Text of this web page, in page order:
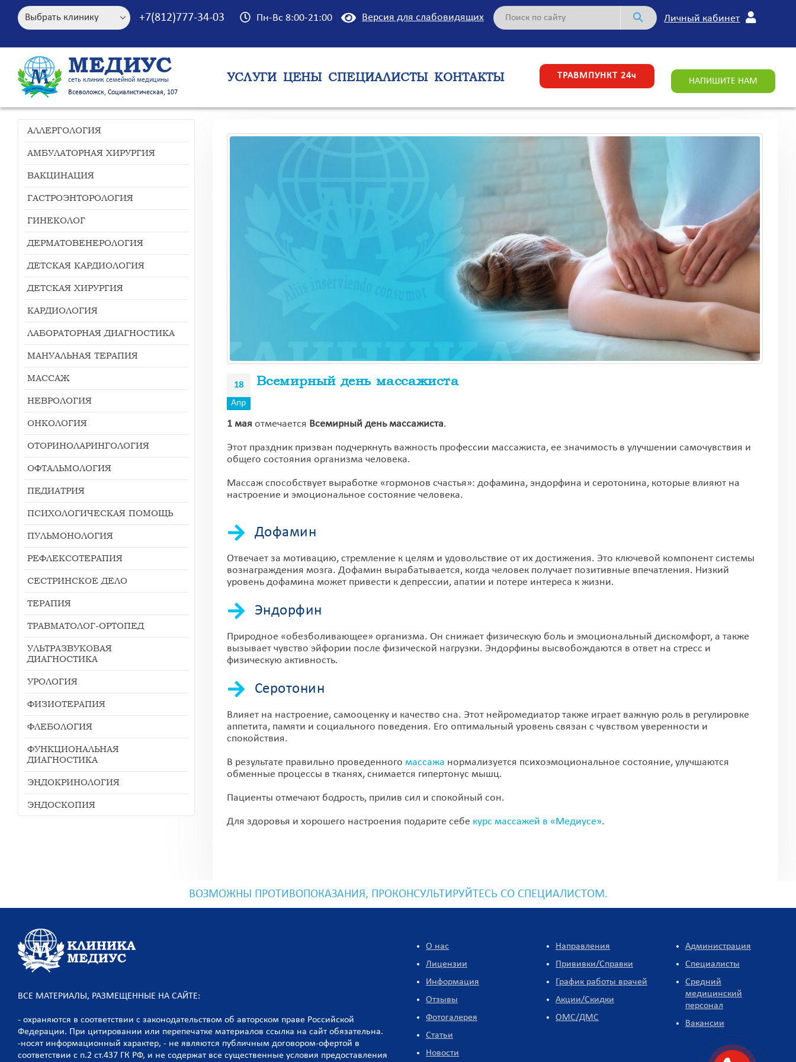
+7(812)777-34-03 Пн-Вс 8:00-21:00 Версия для слабовидящих Личный кабинет
МЕДИУС
сеть клиник семейной медицины
Всеволожск, Социалистическая, 107
УСЛУГИ ЦЕНЫ СПЕЦИАЛИСТЫ КОНТАКТЫ ТРАВМПУНКТ 24ч
НАПИШИТЕ НАМ
18
Апр
Всемирный день массажиста
1 мая отмечается Всемирный день массажиста.
Этот праздник призван подчеркнуть важность профессии массажиста, ее значимость в улучшении самочувствия и
общего состояния организма человека.
Массаж способствует выработке «гормонов счастья»: дофамина, эндорфина и серотонина, которые влияют на
настроение и эмоциональное состояние человека.
Дофамин
Отвечает за мотивацию, стремление к целям и удовольствие от их достижения. Это ключевой компонент системы
вознаграждения мозга. Дофамин вырабатывается, когда человек получает позитивные впечатления. Низкий
уровень дофамина может привести к депрессии, апатии и потере интереса к жизни.
Эндорфин
Природное «обезболивающее» организма. Он снижает физическую боль и эмоциональный дискомфорт, а также
вызывает чувство эйфории после физической нагрузки. Эндорфины высвобождаются в ответ на стресс и
физическую активность.
Серотонин
Влияет на настроение, самооценку и качество сна. Этот нейромедиатор также играет важную роль в регулировке
аппетита, памяти и социального поведения. Его оптимальный уровень связан с чувством уверенности и
спокойствия.
В результате правильно проведенного массажа нормализуется психоэмоциональное состояние, улучшаются
обменные процессы в тканях, снимается гипертонус мышц.
Пациенты отмечают бодрость, прилив сил и спокойный сон.
Для здоровья и хорошего настроения подарите себе курс массажей в «Медиусе».
АЛЛЕРГОЛОГИЯ
АМБУЛАТОРНАЯ ХИРУРГИЯ
ВАКЦИНАЦИЯ
ГАСТРОЭНТОРОЛОГИЯ
ГИНЕКОЛОГ
ДЕРМАТОВЕНЕРОЛОГИЯ
ДЕТСКАЯ КАРДИОЛОГИЯ
ДЕТСКАЯ ХИРУРГИЯ
КАРДИОЛОГИЯ
ЛАБОРАТОРНАЯ ДИАГНОСТИКА
МАНУАЛЬНАЯ ТЕРАПИЯ
МАССАЖ
НЕВРОЛОГИЯ
ОНКОЛОГИЯ
ОТОРИНОЛАРИНГОЛОГИЯ
ОФТАЛЬМОЛОГИЯ
ПЕДИАТРИЯ
ПСИХОЛОГИЧЕСКАЯ ПОМОЩЬ
ПУЛЬМОНОЛОГИЯ
РЕФЛЕКСОТЕРАПИЯ
СЕСТРИНСКОЕ ДЕЛО
ТЕРАПИЯ
ТРАВМАТОЛОГ-ОРТОПЕД
УЛЬТРАЗВУКОВАЯ
ДИАГНОСТИКА
УРОЛОГИЯ
ФИЗИОТЕРАПИЯ
ФЛЕБОЛОГИЯ
ФУНКЦИОНАЛЬНАЯ
ДИАГНОСТИКА
ЭНДОКРИНОЛОГИЯ
ЭНДОСКОПИЯ
ВОЗМОЖНЫ ПРОТИВОПОКАЗАНИЯ, ПРОКОНСУЛЬТИРУЙТЕСЬ СО СПЕЦИАЛИСТОМ.
ВСЕ МАТЕРИАЛЫ, РАЗМЕЩЕННЫЕ НА САЙТЕ:
- охраняются в соответствии с законодательством об авторском праве Российской
Федерации. При цитировании или перепечатке материалов ссылка на сайт обязательна.
-носят информационный характер, - не являются публичным договором-офертой в
соответствии с п.2 ст.437 ГК РФ, и не содержат все существенные условия предоставления
О нас
Лицензии
Информация
Отзывы
Фотогалерея
Статьи
Новости
Направления
Прививки/Справки
График работы врачей
Акции/Скидки
ОМС/ДМС
Администрация
Специалисты
Средний
медицинский
персонал
Вакансии